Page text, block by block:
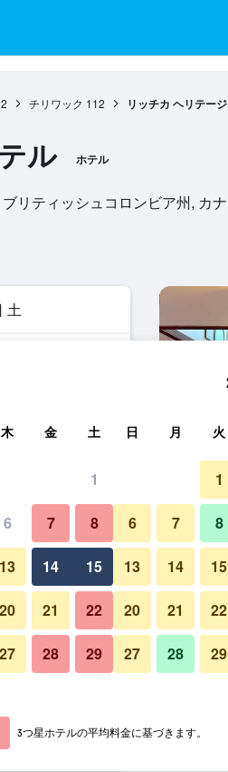
チリワック 112 リッチカ ヘリテー
ル ホテル
リティッシュコロンビア州, カ
土
プランを見る
プランを見る
フロント
リッチカ ヘ
木 金 土
1
6 7 8
13 14 15
20 21 22
27 28 29
日 月 火
1
6 7 8
13 14 15
20 21 22
27 28 29
3つ星ホテルの平均料金に基づきます。